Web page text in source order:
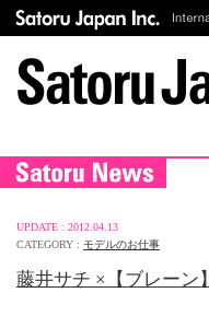
UPDATE : 2012.04.13
CATEGORY : モデルのお仕事
藤井サチ ×【ブレーン】